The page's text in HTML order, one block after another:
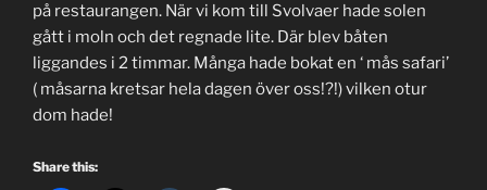
på restaurangen. När vi kom till Svolvaer hade solen
gått i moln och det regnade lite. Där blev båten
liggandes i 2 timmar. Många hade bokat en ‘ mås safari’
( måsarna kretsar hela dagen över oss!?!) vilken otur
dom hade!
Share this: